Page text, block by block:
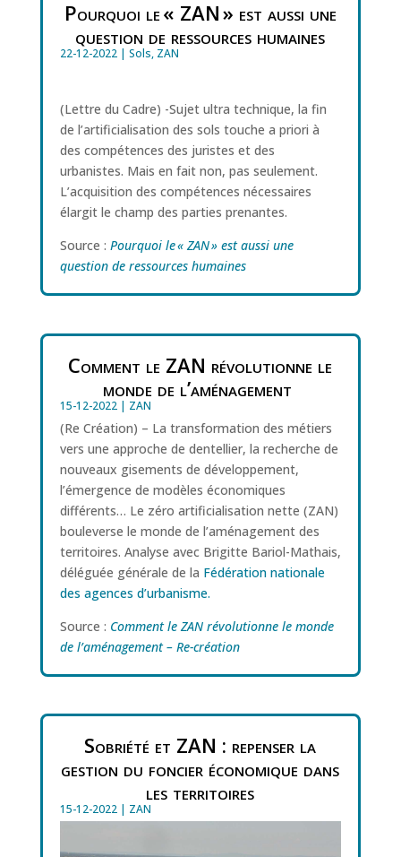
Pourquoi le « ZAN » est aussi une
question de ressources humaines
22-12-2022| Sols, ZAN
(Lettre du Cadre) -Sujet ultra technique, la fin
de l’artificialisation des sols touche a priori à
des compétences des juristes et des
urbanistes. Mais en fait non, pas seulement.
L’acquisition des compétences nécessaires
élargit le champ des parties prenantes.
Source : Pourquoi le « ZAN » est aussi une
question de ressources humaines
Comment le ZAN révolutionne le
monde de l’aménagement
15-12-2022| ZAN
(Re Création) – La transformation des métiers
vers une approche de dentellier, la recherche de
nouveaux gisements de développement,
l’émergence de modèles économiques
différents… Le zéro artificialisation nette (ZAN)
bouleverse le monde de l’aménagement des
territoires. Analyse avec Brigitte Bariol-Mathais,
déléguée générale de la Fédération nationale
des agences d’urbanisme.
Source : Comment le ZAN révolutionne le monde
de l’aménagement – Re-création
Sobriété et ZAN : repenser la
gestion du foncier économique dans
les territoires
15-12-2022| ZAN